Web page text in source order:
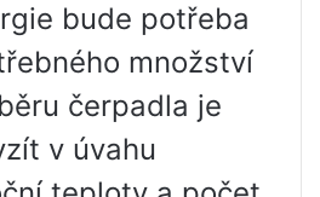
bude potřeba
množství
čerpadla je
v úvahu